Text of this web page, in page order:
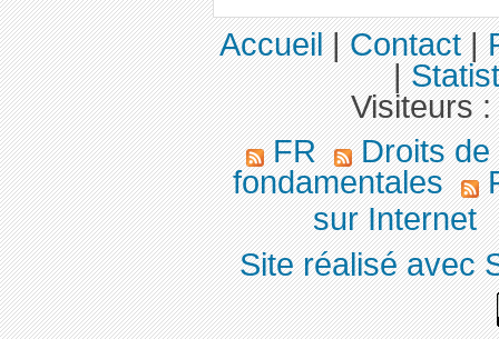
Accueil|Contact|
|
Visiteurs :
FR
Droits de
fondamentales
sur Internet
Site réalisé avec